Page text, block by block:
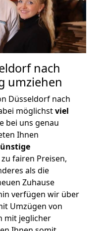
nach
umziehen
Düsseldorf nach
möglichstviel
bei uns genau
Ihnen
zu fairen Preisen,
als die
Zuhause
verfügen wir über
Umzügen von
mit jeglicher